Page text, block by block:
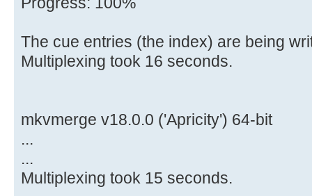
} while
CloseHandle(pi.hThread);
CloseHandle(pi.hProcess
The cue entries (the index) are being
Multiplexing took 16 seconds.
mkvmerge v18.0.0 ('Apricity') 64-bit
...
...
Multiplexing took 15 seconds.